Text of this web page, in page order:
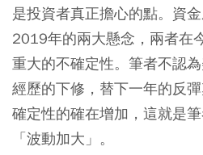
是投資者真正擔心的點。資
2019年的兩大懸念，兩者在
重大的不確定性。筆者不認
經歷的下修，替下一年的反
確定性的確在增加，這就是
「波動加大」。